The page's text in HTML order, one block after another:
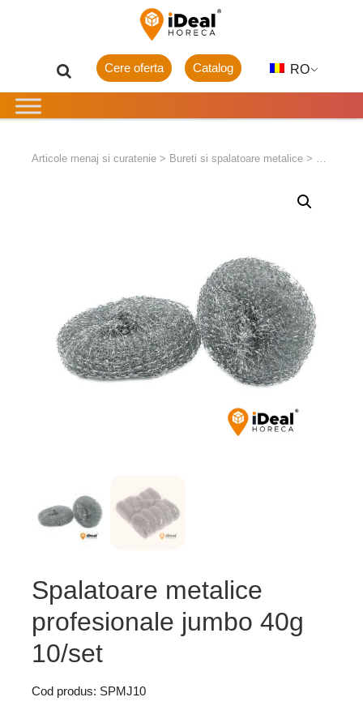
RO
Catalog
Cere oferta
Articole menaj si curatenie> Bureti si spalatoare metalice>
Spalatoare metalice
profesionale jumbo 40g
10/set
Cod produs: SPMJ10